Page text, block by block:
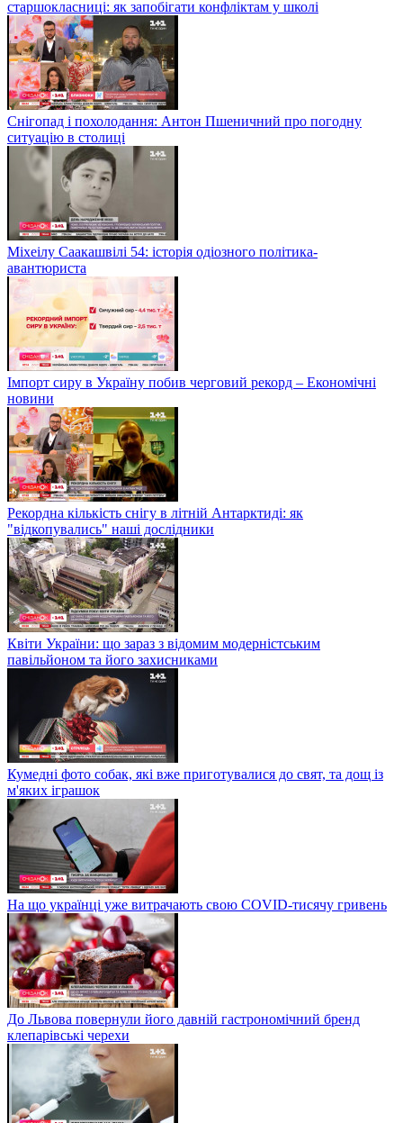
старшокласниці: як запобігати конфліктам у школі
Снігопад і похолодання: Антон Пшеничний про погодну
ситуацію в столиці
Міхеілу Саакашвілі 54: історія одіозного політика-
авантюриста
Імпорт сиру в Україну побив черговий рекорд – Економічні
новини
Рекордна кількість снігу в літній Антарктиді: як
"відкопувались" наші дослідники
Квіти України: що зараз з відомим модерністським
павільйоном та його захисниками
Кумедні фото собак, які вже приготувалися до свят, та дощ із
м'яких іграшок
На що українці уже витрачають свою COVID-тисячу гривень
До Львова повернули його давній гастрономічний бренд
клепарівські черехи